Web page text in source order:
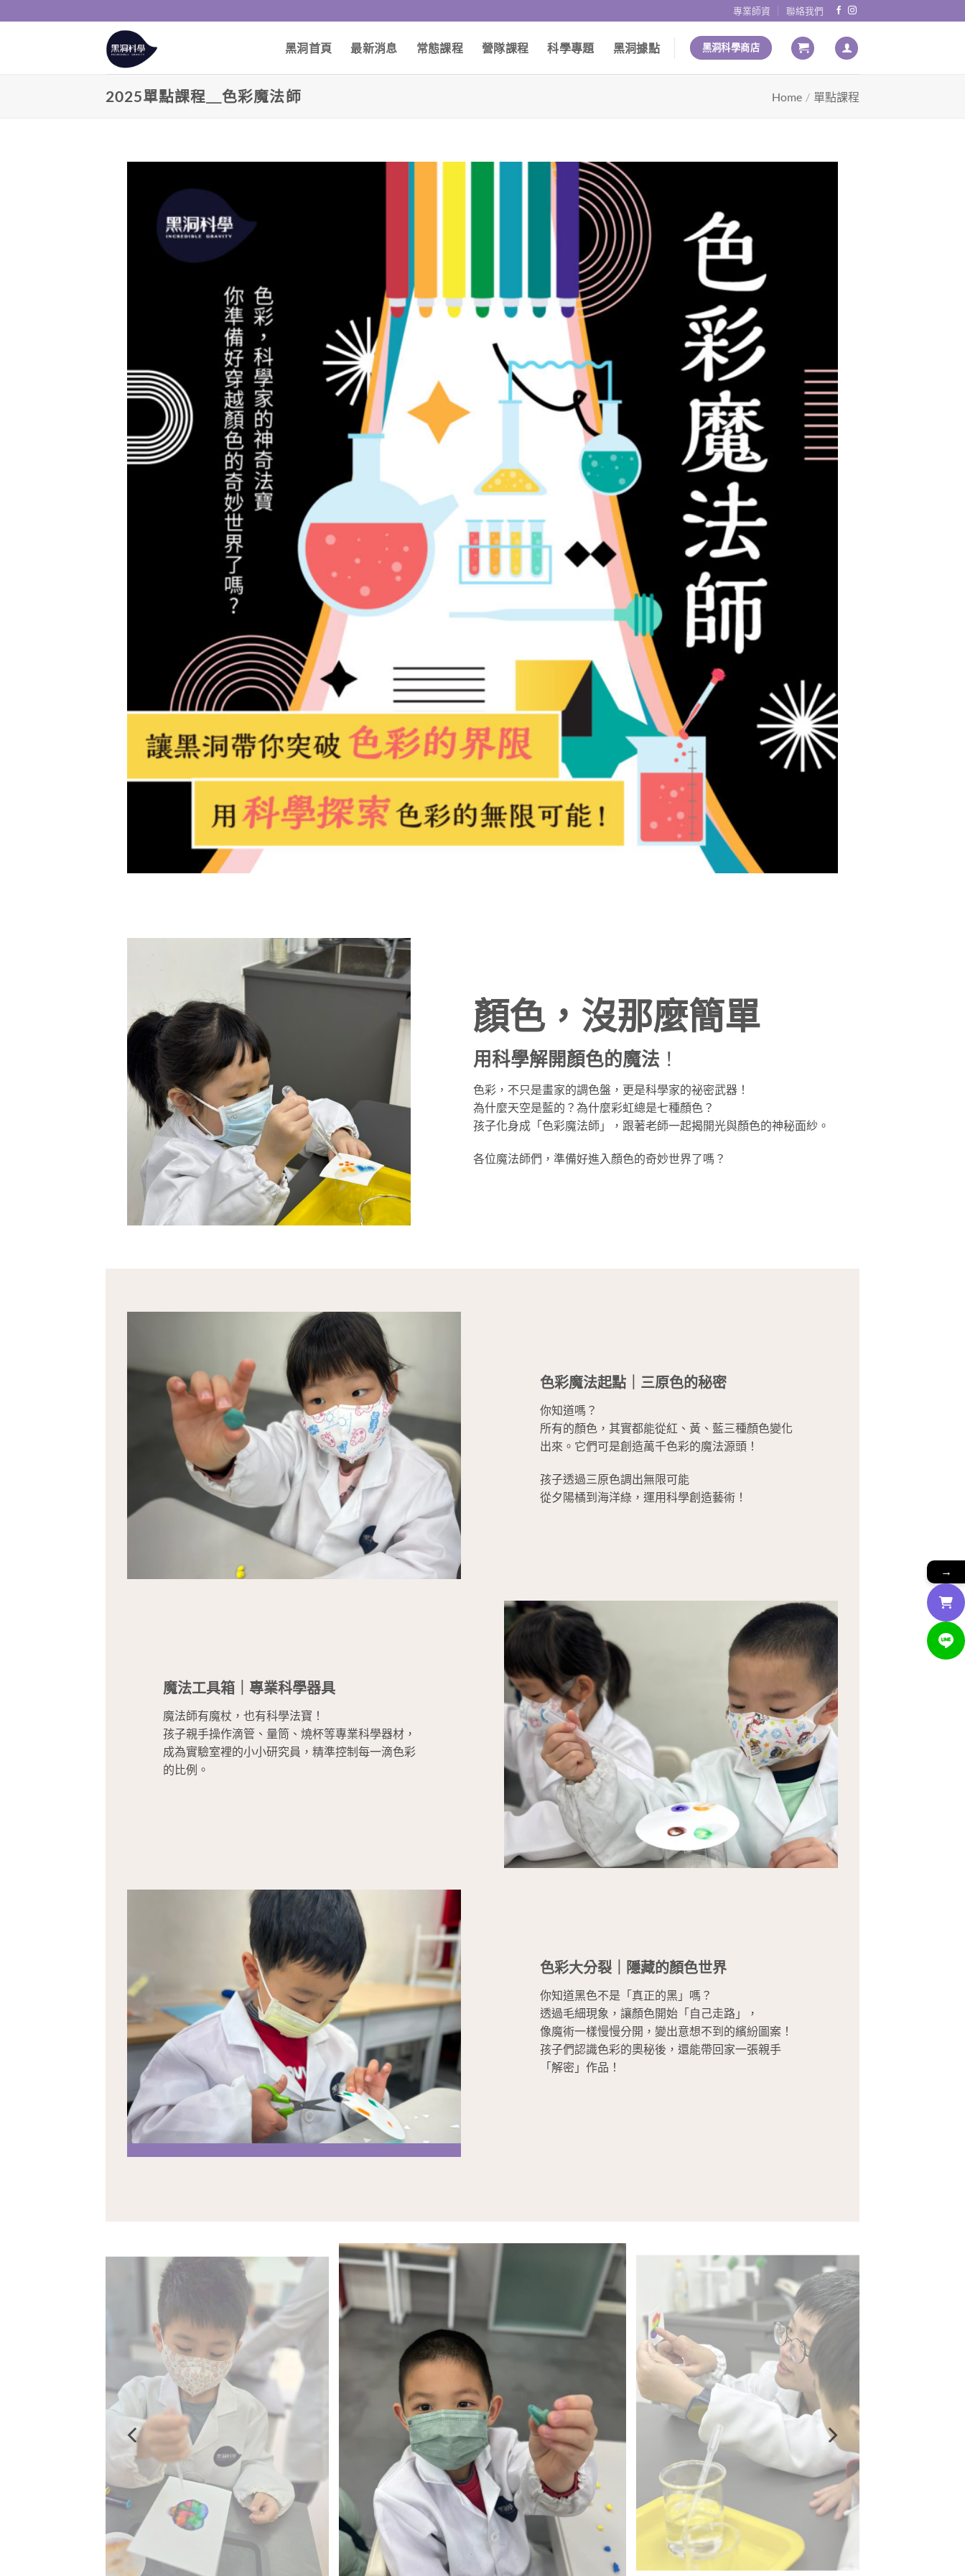
專業師資 聯絡我們
黑洞首頁 最新消息 常態課程 營隊課程 科學專題 黑洞據點 黑洞科學商店
2025單點課程＿色彩魔法師 Home / 單點課程
顏色，沒那麼簡單
用科學解開顏色的魔法 ！
色彩，不只是畫家的調色盤，更是科學家的祕密武器！
為什麼天空是藍的？為什麼彩虹總是七種顏色？
孩子化身成「色彩魔法師」，跟著老師一起揭開光與顏色的神秘面紗。
各位魔法師們，準備好進入顏色的奇妙世界了嗎？
色彩魔法起點｜三原色的秘密
你知道嗎？
所有的顏色，其實都能從紅、黃、藍三種顏色變化
出來。它們可是創造萬千色彩的魔法源頭！
孩子透過三原色調出無限可能
從夕陽橘到海洋綠，運用科學創造藝術！
魔法工具箱｜專業科學器具
魔法師有魔杖，也有科學法寶！
孩子親手操作滴管、量筒、燒杯等專業科學器材，
成為實驗室裡的小小研究員，精準控制每一滴色彩
的比例。
色彩大分裂｜隱藏的顏色世界
你知道黑色不是「真正的黑」嗎？
透過毛細現象，讓顏色開始「自己走路」，
像魔術一樣慢慢分開，變出意想不到的繽紛圖案！
孩子們認識色彩的奧秘後，還能帶回家一張親手
「解密」作品！
→